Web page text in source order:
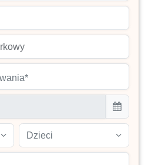
Dzieci